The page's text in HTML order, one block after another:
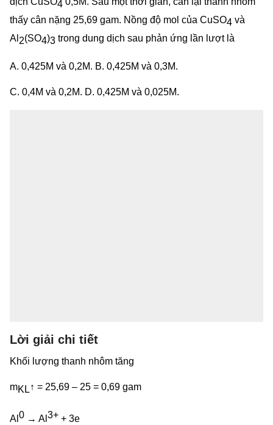
4
thấy cân nặng 25,69 gam. Nồng độ mol của CuSO4 và
Al 2(SO4)3 trong dung dịch sau phản ứng lần lượt là
A. 0,425M và 0,2M. B. 0,425M và 0,3M.
C. 0,4M và 0,2M. D. 0,425M và 0,025M.
Lời giải chi tiết
Khối lượng thanh nhôm tăng
mKL↑ = 25,69 – 25 = 0,69 gam
Al 0 → Al 3+ + 3e